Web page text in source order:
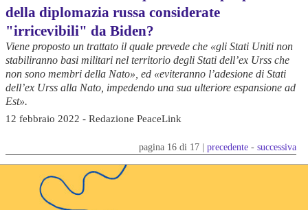
della diplomazia russa considerate
"irricevibili" da Biden?
Viene proposto un trattato il quale prevede che «gli Stati Uniti non
stabiliranno basi militari nel territorio degli Stati dell’ex Urss che
non sono membri della Nato», ed «eviteranno l’adesione di Stati
dell’ex Urss alla Nato, impedendo una sua ulteriore espansione ad
Est».
12 febbraio 2022 - Redazione PeaceLink
pagina 16 di 17 |precedente -successiva